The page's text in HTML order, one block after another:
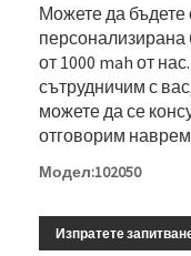
Можете да бъдете
от 1000 mah от
сътрудничим с
можете да се
отговорим
Модел:102050
Изпратете